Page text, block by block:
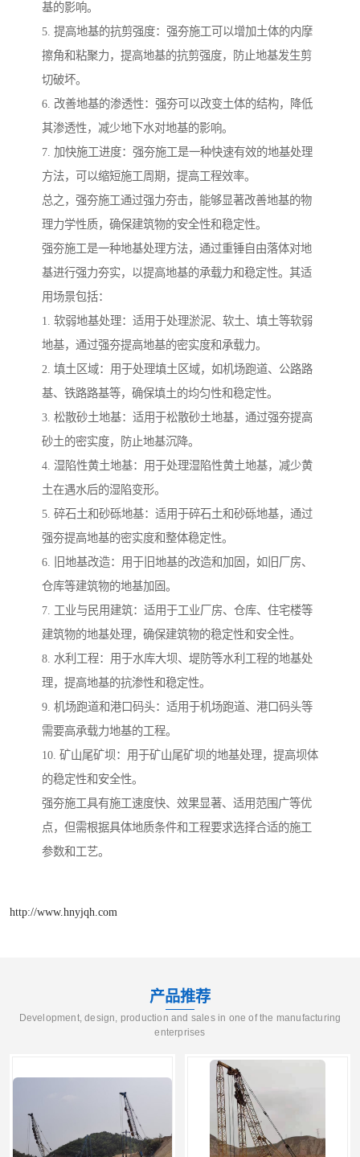
基的影响。
5. 提高地基的抗剪强度：强夯施工可以增加土体的内摩
擦角和粘聚力，提高地基的抗剪强度，防止地基发生剪
切破坏。
6. 改善地基的渗透性：强夯可以改变土体的结构，降低
其渗透性，减少地下水对地基的影响。
7. 加快施工进度：强夯施工是一种快速有效的地基处理
方法，可以缩短施工周期，提高工程效率。
总之，强夯施工通过强力夯击，能够显著改善地基的物
理力学性质，确保建筑物的安全性和稳定性。
强夯施工是一种地基处理方法，通过重锤自由落体对地
基进行强力夯实，以提高地基的承载力和稳定性。其适
用场景包括：
1. 软弱地基处理：适用于处理淤泥、软土、填土等软弱
地基，通过强夯提高地基的密实度和承载力。
2. 填土区域：用于处理填土区域，如机场跑道、公路路
基、铁路路基等，确保填土的均匀性和稳定性。
3. 松散砂土地基：适用于松散砂土地基，通过强夯提高
砂土的密实度，防止地基沉降。
4. 湿陷性黄土地基：用于处理湿陷性黄土地基，减少黄
土在遇水后的湿陷变形。
5. 碎石土和砂砾地基：适用于碎石土和砂砾地基，通过
强夯提高地基的密实度和整体稳定性。
6. 旧地基改造：用于旧地基的改造和加固，如旧厂房、
仓库等建筑物的地基加固。
7. 工业与民用建筑：适用于工业厂房、仓库、住宅楼等
建筑物的地基处理，确保建筑物的稳定性和安全性。
8. 水利工程：用于水库大坝、堤防等水利工程的地基处
理，提高地基的抗渗性和稳定性。
9. 机场跑道和港口码头：适用于机场跑道、港口码头等
需要高承载力地基的工程。
10. 矿山尾矿坝：用于矿山尾矿坝的地基处理，提高坝体
的稳定性和安全性。
强夯施工具有施工速度快、效果显著、适用范围广等优
点，但需根据具体地质条件和工程要求选择合适的施工
参数和工艺。
http://www.hnyjqh.com
产品推荐
Development, design, production and sales in one of the manufacturing
enterprises